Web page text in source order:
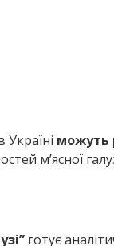
можуть
м’ясної
готує